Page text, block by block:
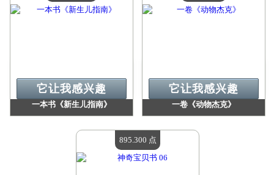
一本书《新生儿指南》
现有数量：4
它让我感兴趣
一卷《动物杰克》
现有数量：
它让我感兴趣
895.300 点